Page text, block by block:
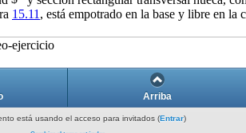
Arriba
está usando el acceso para invitados (Entrar)